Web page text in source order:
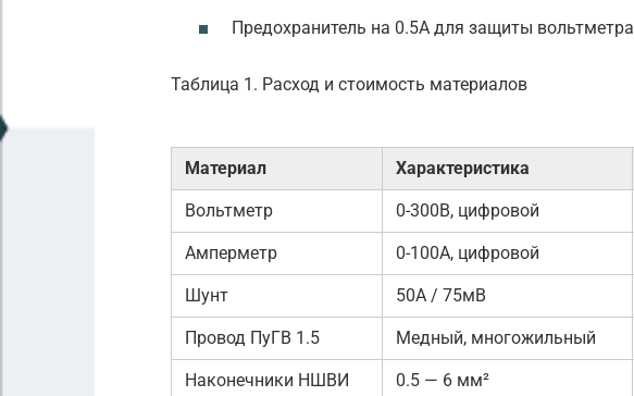
Предохранитель на 0.5А для защиты вольтметра
Таблица 1. Расход и стоимость материалов
Материал Характеристика
Вольтметр 0-300В, цифровой
Амперметр 0-100А, цифровой
Шунт 50А / 75мВ
Провод ПуГВ 1.5 Медный, многожильный
Наконечники НШВИ 0.5 — 6 мм²